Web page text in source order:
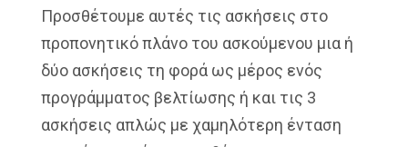
Προσθέτουμε αυτές τις ασκήσεις στο
προπονητικό πλάνο του ασκούμενου μια ή
δύο ασκήσεις τη φορά ως μέρος ενός
προγράμματος βελτίωσης ή και τις 3
ασκήσεις απλώς με χαμηλότερη ένταση